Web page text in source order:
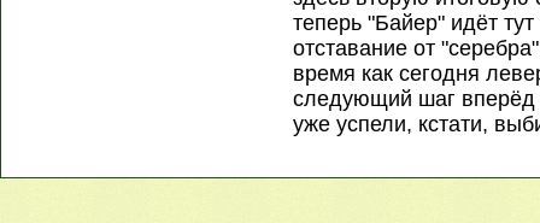
теперь "Байер" идёт
отставание от
время как сегодня
следующий шаг вперёд
уже успели, кстати,